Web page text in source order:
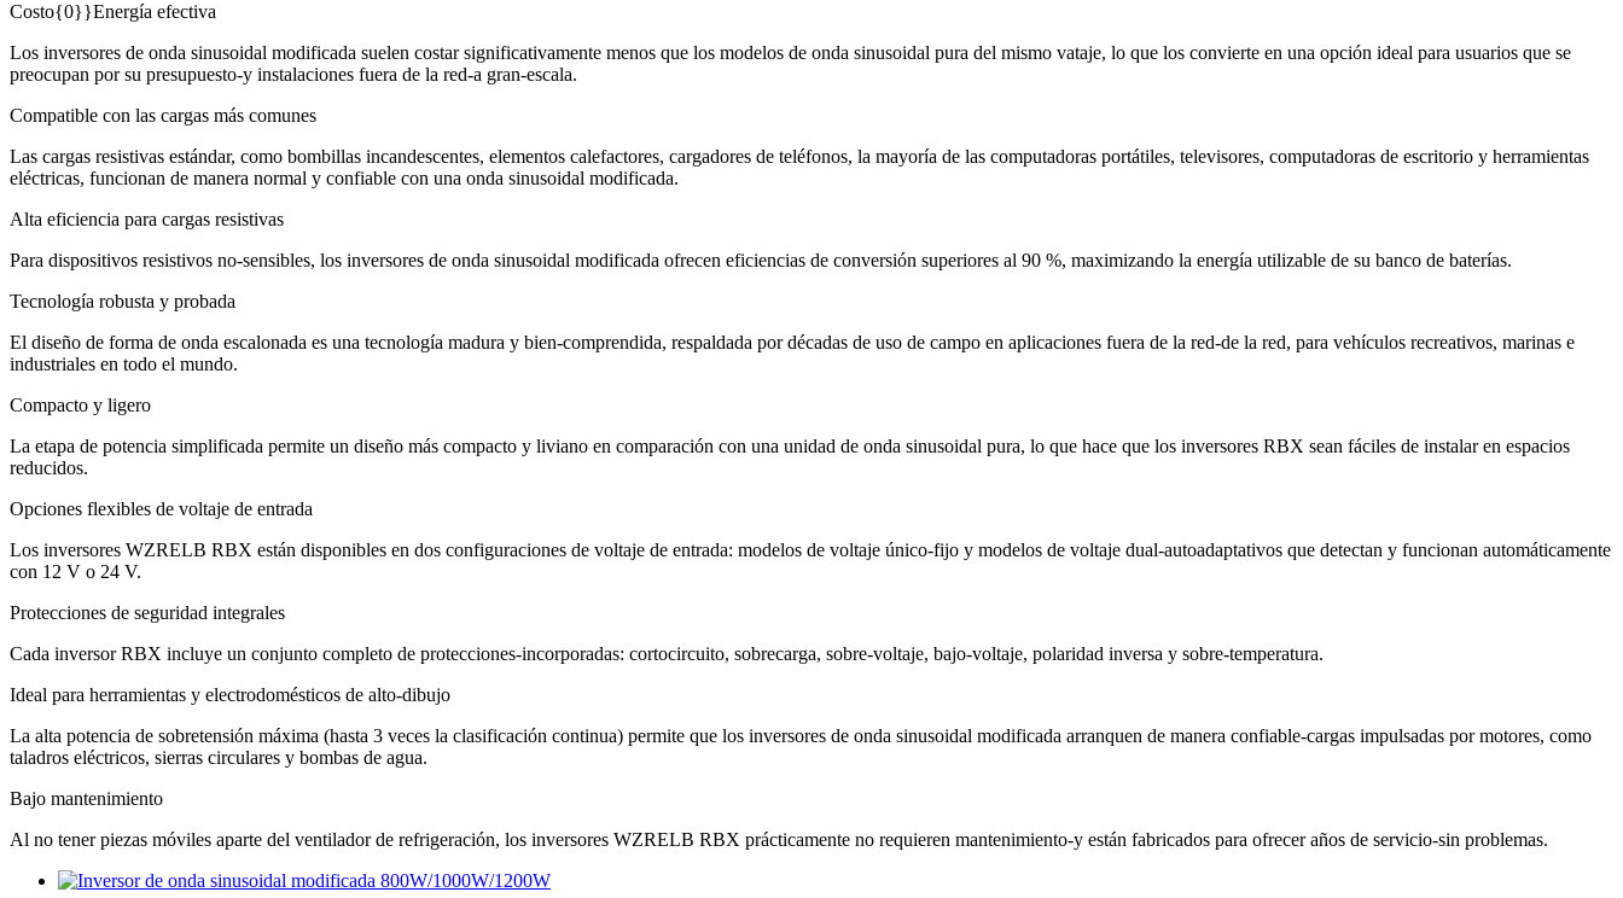
Costo{0}}Energía efectiva
Los inversores de onda sinusoidal modificada suelen costar significativamente menos que los modelos de onda sinusoidal pura del mismo vataje, lo que los convierte en una opción ideal para usuarios que se
preocupan por su presupuesto-y instalaciones fuera de la red-a gran-escala.
Compatible con las cargas más comunes
Las cargas resistivas estándar, como bombillas incandescentes, elementos calefactores, cargadores de teléfonos, la mayoría de las computadoras portátiles, televisores, computadoras de escritorio y herramientas
eléctricas, funcionan de manera normal y confiable con una onda sinusoidal modificada.
Alta eficiencia para cargas resistivas
Para dispositivos resistivos no-sensibles, los inversores de onda sinusoidal modificada ofrecen eficiencias de conversión superiores al 90 %, maximizando la energía utilizable de su banco de baterías.
Tecnología robusta y probada
El diseño de forma de onda escalonada es una tecnología madura y bien-comprendida, respaldada por décadas de uso de campo en aplicaciones fuera de la red-de la red, para vehículos recreativos, marinas e
industriales en todo el mundo.
Compacto y ligero
La etapa de potencia simplificada permite un diseño más compacto y liviano en comparación con una unidad de onda sinusoidal pura, lo que hace que los inversores RBX sean fáciles de instalar en espacios
reducidos.
Opciones flexibles de voltaje de entrada
Los inversores WZRELB RBX están disponibles en dos configuraciones de voltaje de entrada: modelos de voltaje único-fijo y modelos de voltaje dual-autoadaptativos que detectan y funcionan automáticamente
con 12 V o 24 V.
Protecciones de seguridad integrales
Cada inversor RBX incluye un conjunto completo de protecciones-incorporadas: cortocircuito, sobrecarga, sobre-voltaje, bajo-voltaje, polaridad inversa y sobre-temperatura.
Ideal para herramientas y electrodomésticos de alto-dibujo
La alta potencia de sobretensión máxima (hasta 3 veces la clasificación continua) permite que los inversores de onda sinusoidal modificada arranquen de manera confiable-cargas impulsadas por motores, como
taladros eléctricos, sierras circulares y bombas de agua.
Bajo mantenimiento
Al no tener piezas móviles aparte del ventilador de refrigeración, los inversores WZRELB RBX prácticamente no requieren mantenimiento-y están fabricados para ofrecer años de servicio-sin problemas.